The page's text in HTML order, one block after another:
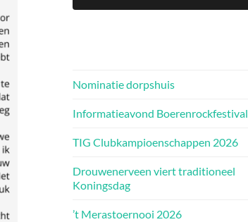
Nominatie dorpshuis
Informatieavond Boerenrockfestival
TIG Clubkampioenschappen 2026
Drouwenerveen viert traditioneel
Koningsdag
’t Merastoernooi 2026